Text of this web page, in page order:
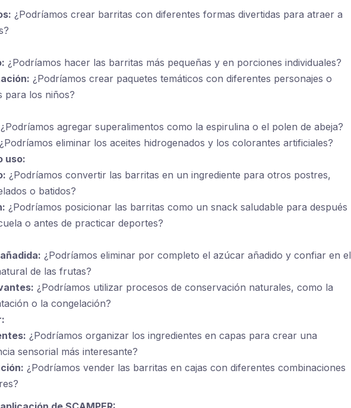
¿Podríamos crear barritas con diferentes formas divertidas para atraer a
¿Podríamos hacer las barritas más pequeñas y en porciones individuales?
¿Podríamos crear paquetes temáticos con diferentes personajes o
para los niños?
¿Podríamos agregar superalimentos como la espirulina o el polen de abeja?
¿Podríamos eliminar los aceites hidrogenados y los colorantes artificiales?
uso:
¿Podríamos convertir las barritas en un ingrediente para otros postres,
o batidos?
¿Podríamos posicionar las barritas como un snack saludable para después
o antes de practicar deportes?
¿Podríamos eliminar por completo el azúcar añadido y confiar en el
de las frutas?
¿Podríamos utilizar procesos de conservación naturales, como la
o la congelación?
¿Podríamos organizar los ingredientes en capas para crear una
sensorial más interesante?
¿Podríamos vender las barritas en cajas con diferentes combinaciones